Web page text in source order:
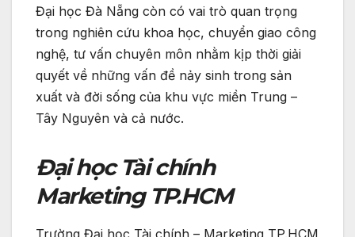
Đại học Đà Nẵng còn có vai trò quan trọng
trong nghiên cứu khoa học, chuyển giao công
nghệ, tư vấn chuyên môn nhằm kịp thời giải
quyết về những vấn đề nảy sinh trong sản
xuất và đời sống của khu vực miền Trung –
Tây Nguyên và cả nước.
Đại học Tài chính
Marketing TP.HCM